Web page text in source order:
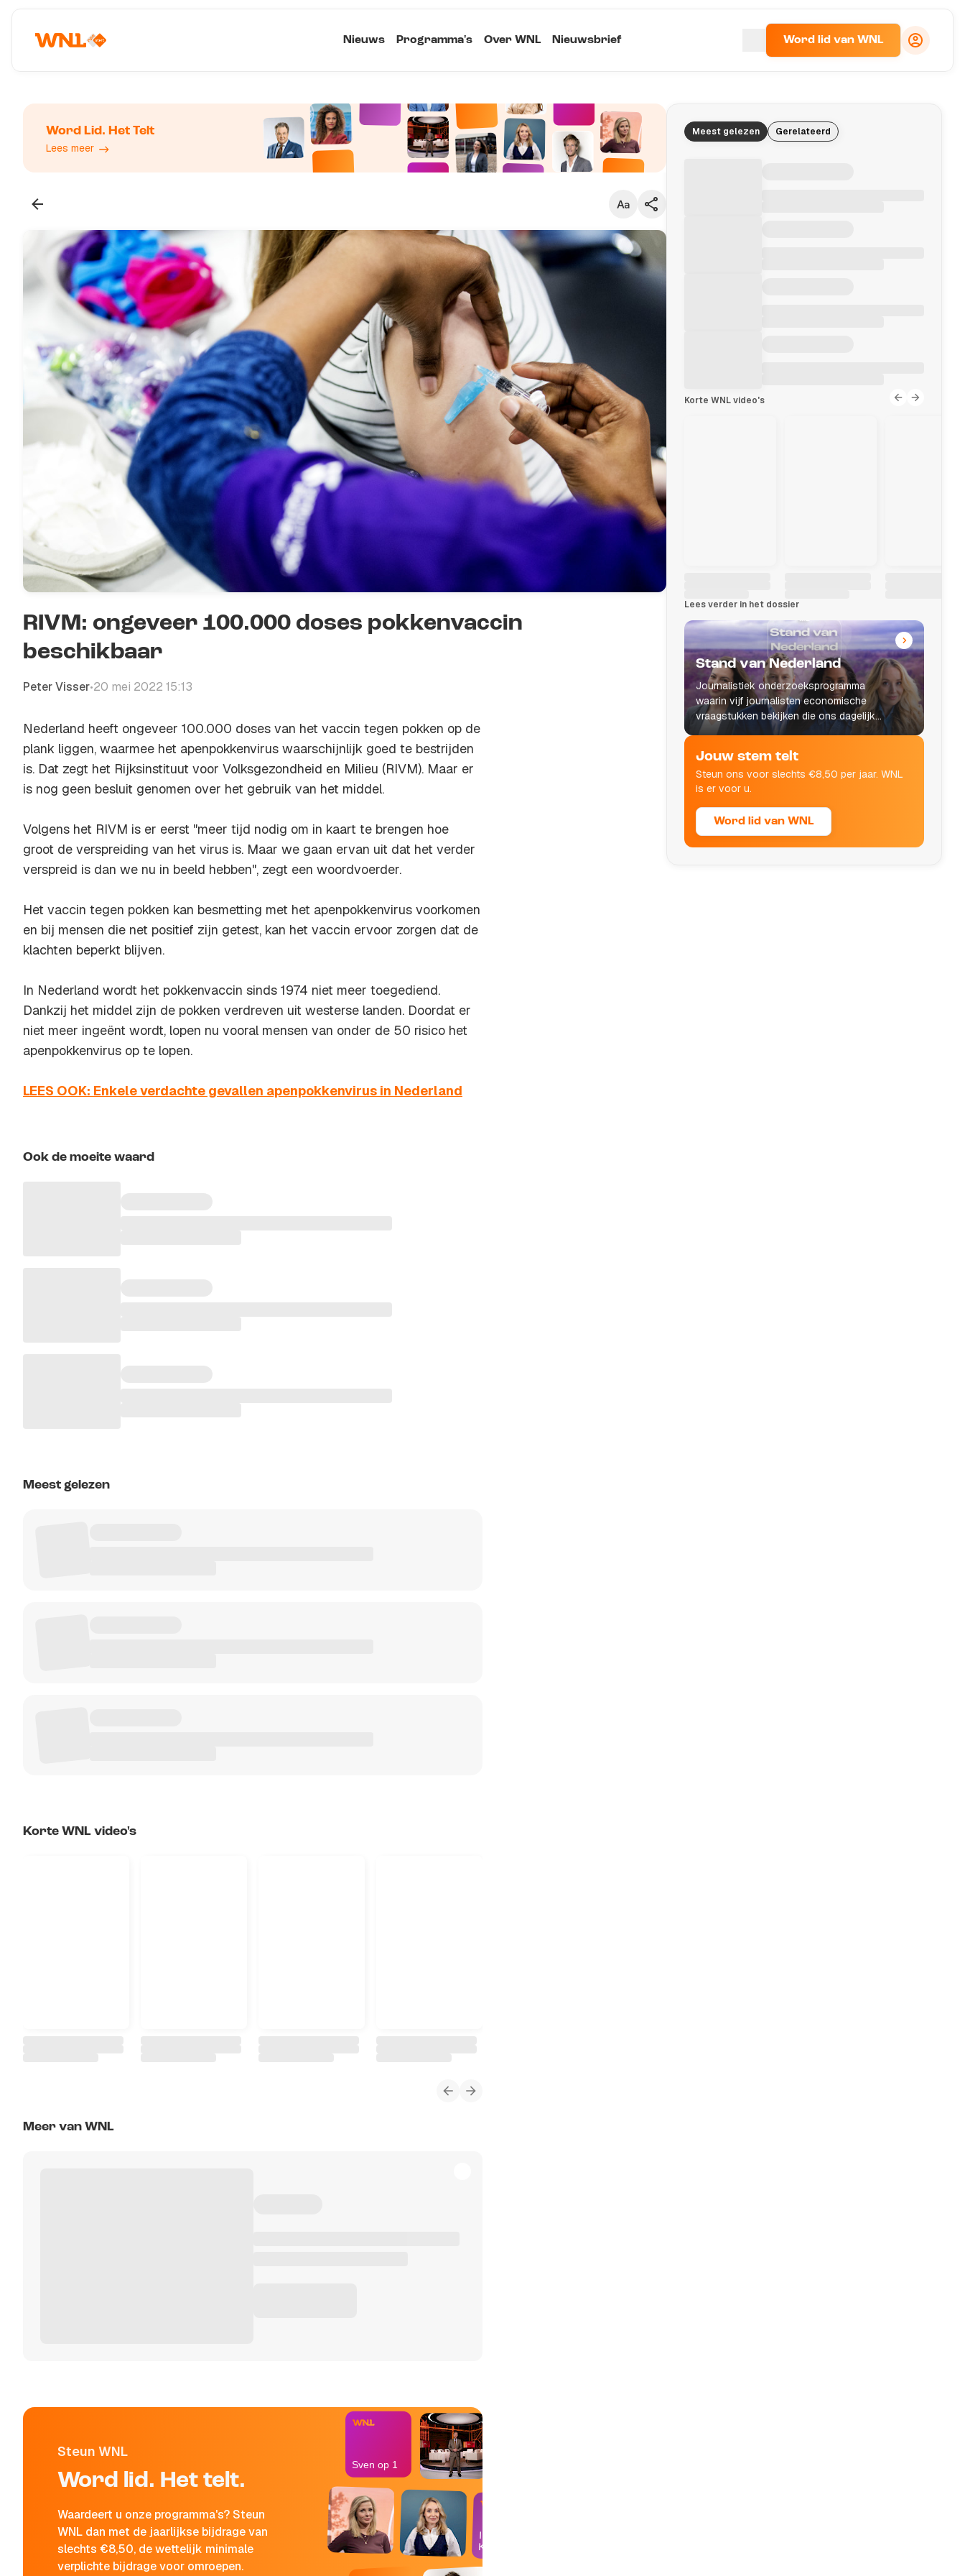
Nieuws Programma's Over WNL Nieuwsbrief Word lid van WNL
Word Lid. Het Telt
Lees meer
RIVM: ongeveer 100.000 doses pokkenvaccin
beschikbaar
Peter Visser•20 mei 2022 15:13
Nederland heeft ongeveer 100.000 doses van het vaccin tegen pokken op de
plank liggen, waarmee het apenpokkenvirus waarschijnlijk goed te bestrijden
is. Dat zegt het Rijksinstituut voor Volksgezondheid en Milieu (RIVM). Maar er
is nog geen besluit genomen over het gebruik van het middel.
Volgens het RIVM is er eerst "meer tijd nodig om in kaart te brengen hoe
groot de verspreiding van het virus is. Maar we gaan ervan uit dat het verder
verspreid is dan we nu in beeld hebben", zegt een woordvoerder.
Het vaccin tegen pokken kan besmetting met het apenpokkenvirus voorkomen
en bij mensen die net positief zijn getest, kan het vaccin ervoor zorgen dat de
klachten beperkt blijven.
In Nederland wordt het pokkenvaccin sinds 1974 niet meer toegediend.
Dankzij het middel zijn de pokken verdreven uit westerse landen. Doordat er
niet meer ingeënt wordt, lopen nu vooral mensen van onder de 50 risico het
apenpokkenvirus op te lopen.
LEES OOK: Enkele verdachte gevallen apenpokkenvirus in Nederland
Ook de moeite waard
Meest gelezen
Korte WNL video's
Meer van WNL
Steun WNL
Word lid. Het telt.
Waardeert u onze programma's? Steun
WNL dan met de jaarlijkse bijdrage van
slechts €8,50, de wettelijk minimale
verplichte bijdrage voor omroepen.
In de
Kantine
Sven op 1
Meest gelezen Gerelateerd
Korte WNL video's
Lees verder in het dossier
Stand van Nederland
Journalistiek onderzoeksprogramma
waarin vijf journalisten economische
vraagstukken bekijken die ons dagelijks
leven raken.
Jouw stem telt
Steun ons voor slechts €8,50 per jaar. WNL
is er voor u.
Word lid van WNL